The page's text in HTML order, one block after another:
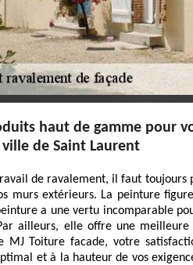
haut de gamme pour
de Saint Laurent
de ravalement, il faut
murs extérieurs. La peinture
a une vertu incomparable
ailleurs, elle offre une
MJ Toiture facade, votre
et à la hauteur de vos